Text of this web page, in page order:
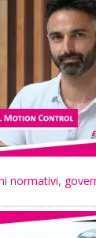
normativi,